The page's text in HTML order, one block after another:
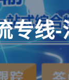
专线